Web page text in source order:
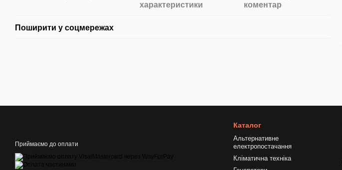
характеристики
коментар
Поширити у соцмережах
Приймаємо до оплати
Каталог
Альтернативне
електропостачання
Кліматична техніка